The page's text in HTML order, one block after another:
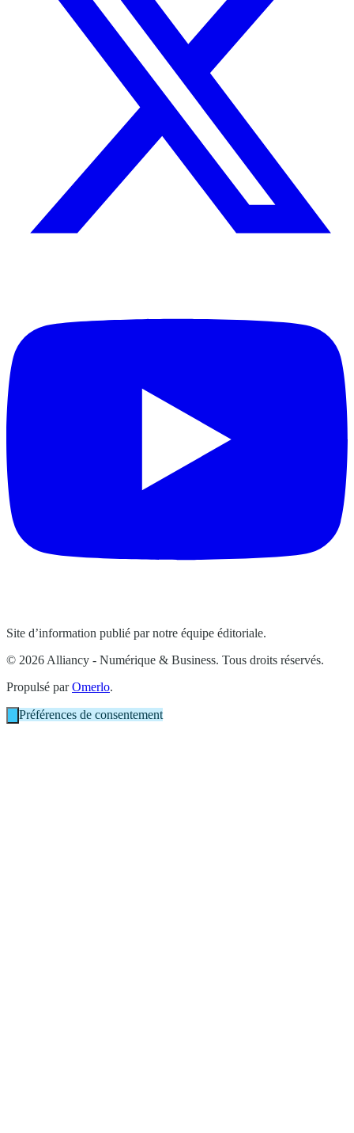
Site d’information publié par notre équipe éditoriale.
© 2026 Alliancy - Numérique & Business. Tous droits réservés.
Propulsé parOmerlo.
Préférences de consentement